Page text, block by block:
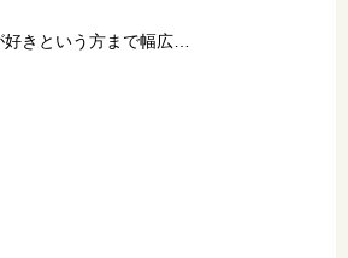
きという方まで幅広…